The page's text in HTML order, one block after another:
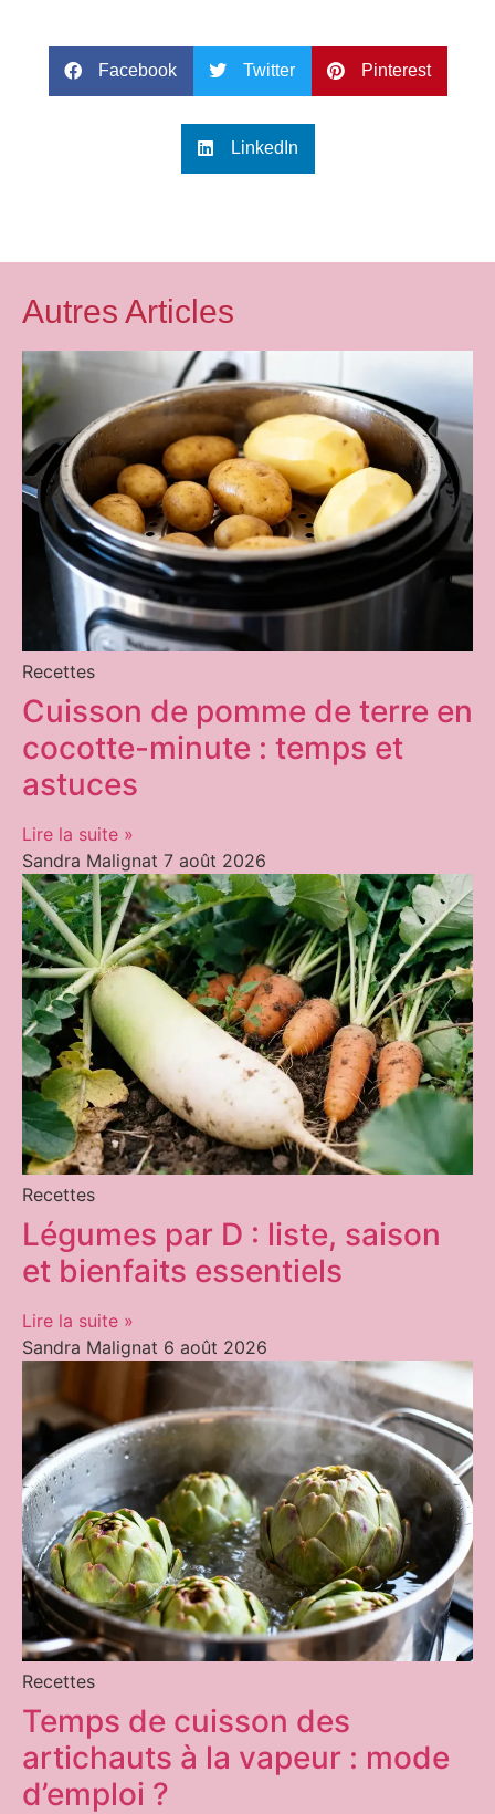
Facebook Twitter Pinterest
LinkedIn
Autres Articles
Recettes
Cuisson de pomme de terre en
cocotte-minute : temps et
astuces
Lire la suite »
Sandra Malignat 7 août 2026
Recettes
Légumes par D : liste, saison
et bienfaits essentiels
Lire la suite »
Sandra Malignat 6 août 2026
Recettes
Temps de cuisson des
artichauts à la vapeur : mode
d’emploi ?